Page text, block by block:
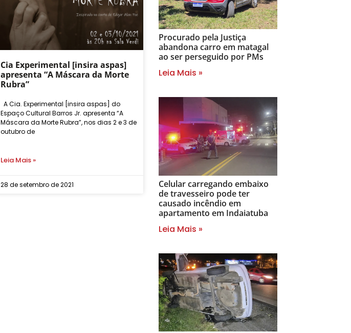
Cia Experimental [insira aspas]
apresenta “A Máscara da Morte
Rubra”
A Cia. Experimental [insira aspas] do
Espaço Cultural Barros Jr. apresenta “A
Máscara da Morte Rubra”, nos dias 2 e 3 de
outubro de
Leia Mais »
28 de setembro de 2021
Procurado pela Justiça
abandona carro em matagal
ao ser perseguido por PMs
Leia Mais »
Celular carregando embaixo
de travesseiro pode ter
causado incêndio em
apartamento em Indaiatuba
Leia Mais »